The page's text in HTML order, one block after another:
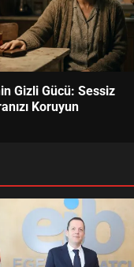
Gizli Gücü: Sessiz
Koruyun